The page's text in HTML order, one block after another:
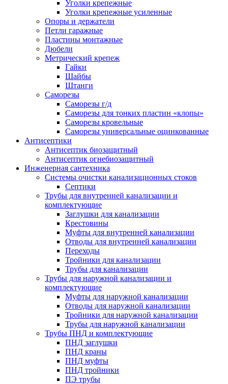
Уголки крепежные
Уголки крепежные усиленные
Опоры и держатели
Петли гаражные
Пластины монтажные
Дюбели
Метрический крепеж
Гайки
Шайбы
Штанги
Саморезы
Саморезы г/д
Саморезы для тонких пластин «клопы»
Саморезы кровельные
Саморезы универсальные оцинкованные
Антисептики
Антисептик биозащитный
Антисептик огнебиозащитный
Инженерная сантехника
Системы очистки канализационных стоков
Септики
Трубы для внутренней канализации и
комплектующие
Заглушки для канализации
Крестовины
Муфты для внутренней канализации
Отводы для внутренней канализации
Переходы
Тройники для канализации
Трубы для канализации
Трубы для наружной канализации и
комплектующие
Муфты для наружной канализации
Отводы для наружной канализации
Тройники для наружной канализации
Трубы для наружной канализации
Трубы ПНД и комплектующие
ПНД заглушки
ПНД краны
ПНД муфты
ПНД тройники
ПЭ трубы